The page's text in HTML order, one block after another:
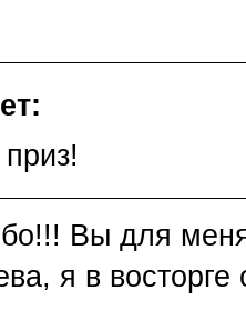
Вы для
я в восторге